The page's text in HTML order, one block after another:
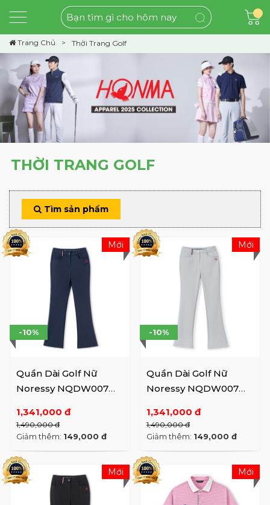
Trang Chủ Thời Trang Golf
THỜI TRANG GOLF
Tìm sản phẩm
Quần Dài Golf Nữ
Noressy NQDW007
1,341,000 đ
1,490,000 đ
-10%
Giảm thêm: 149,000 đ
Mới
Quần Dài Golf Nữ
Noressy NQDW007
1,341,000 đ
1,490,000 đ
-10%
Giảm thêm: 149,000 đ
Mới
Mới Mới